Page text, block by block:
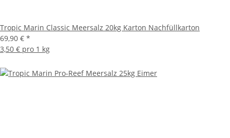
Tropic Marin Classic Meersalz 20kg Karton Nachfüllkarton
69,90 € *
3,50 € pro 1 kg